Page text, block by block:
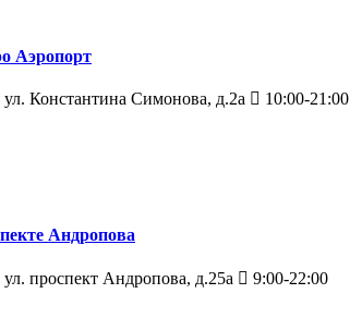
Аэропорт
Константина Симонова, д.2а 10:00-21:00
Андропова
проспект Андропова, д.25а 9:00-22:00